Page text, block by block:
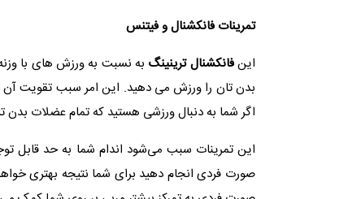
تمرینات فانکشنال و فیتنس
اینفانکشنال ترینینگ به نسبت به ورزش های با
بدن تان را ورزش می دهید. این امر سبب تقویت
اگر شما به دنبال ورزشی هستید که تمام عضلات بدن
این تمرینات سبب می‌شود اندام شما به حد قابل
صورت فردی انجام دهید برای شما نتیجه بهتری